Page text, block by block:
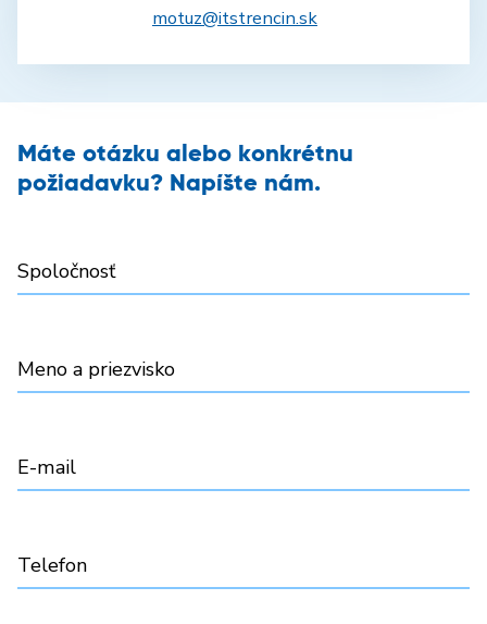
motuz@itstrencin.sk
Máte otázku alebo konkrétnu
požiadavku? Napíšte nám.
Spoločnosť
Meno a priezvisko
E-mail
Telefon